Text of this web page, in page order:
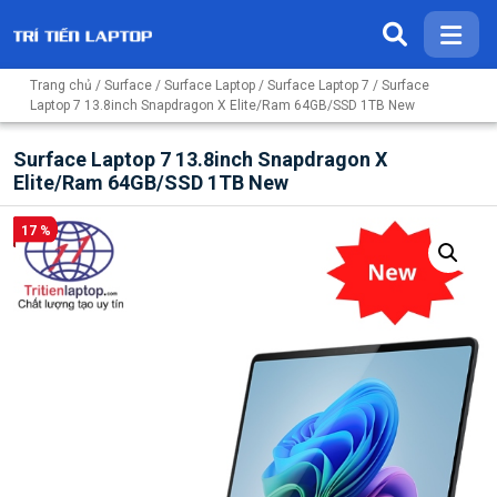
Trang chủ / Surface / Surface Laptop / Surface Laptop 7 / Surface
Laptop 7 13.8inch Snapdragon X Elite/Ram 64GB/SSD 1TB New
Surface Laptop 7 13.8inch Snapdragon X
Elite/Ram 64GB/SSD 1TB New
17 %